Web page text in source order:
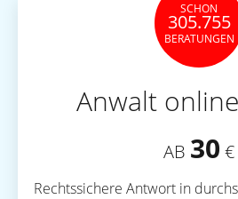
SCHON
305.755
BERATUNGEN
Anwalt
AB 30 €
Rechtssichere Antwort in